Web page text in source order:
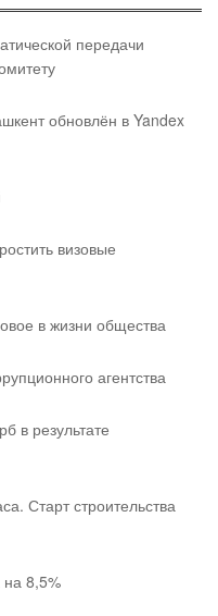
передачи
обновлён в Yandex
визовые
в жизни общества
агентства
в результате
Старт строительства
на 8,5%